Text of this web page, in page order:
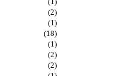
(2)
(1)
(18)
(1)
(2)
(2)